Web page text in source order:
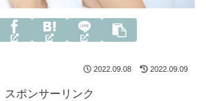
2022.09.08 2022.09.09
スポンサーリンク